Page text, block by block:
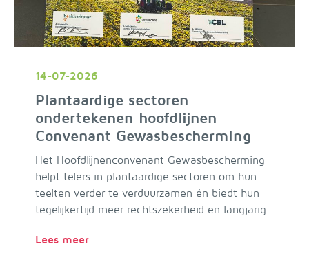
14-07-2026
Plantaardige sectoren
ondertekenen hoofdlijnen
Convenant Gewasbescherming
Het Hoofdlijnenconvenant Gewasbescherming
helpt telers in plantaardige sectoren om hun
teelten verder te verduurzamen én biedt hun
tegelijkertijd meer rechtszekerheid en langjarig
Lees meer